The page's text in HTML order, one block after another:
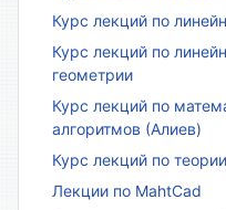
Курс лекций по
Курс лекций по
геометрии
Курс лекций по
алгоритмов (Алиев)
Курс лекций по
Лекции по MahtCad